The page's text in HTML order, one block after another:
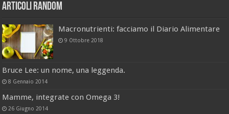
Articoli Random
Macronutrienti: facciamo il Diario Alimentare
9 Ottobre 2018
Bruce Lee: un nome, una leggenda.
8 Gennaio 2014
Mamme, integrate con Omega 3!
26 Giugno 2014